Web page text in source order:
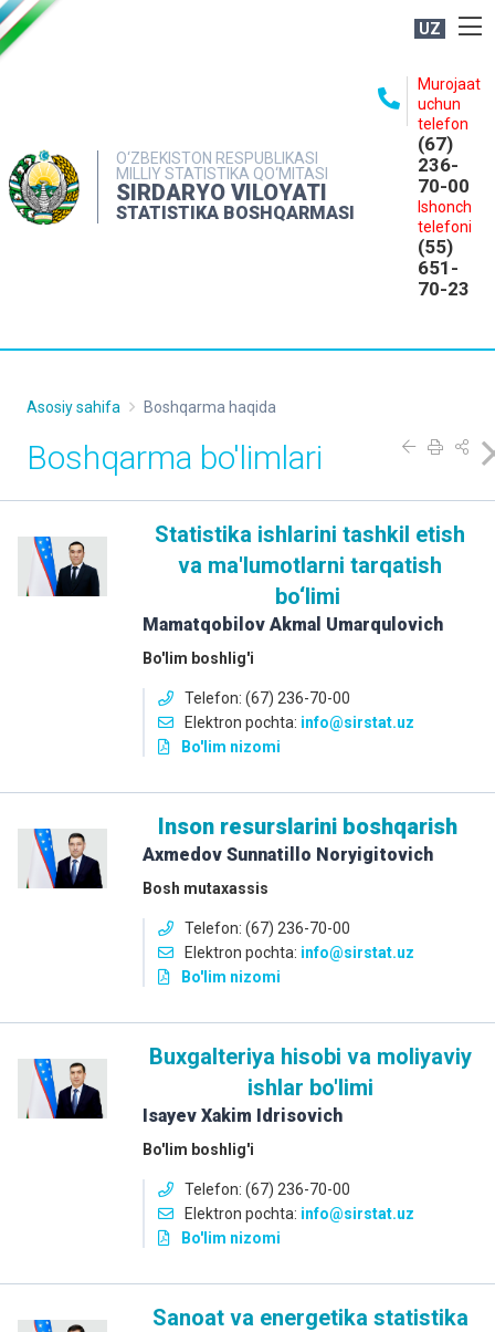
UZ
O‘ZBEKISTON RESPUBLIKASI
MILLIY STATISTIKA QO‘MITASI
SIRDARYO VILOYATI
STATISTIKA BOSHQARMASI
Murojaat
uchun
telefon
(67)
236-
70-00
Ishonch
telefoni
(55)
651-
70-23
NASHRLAR
INTERAKTIV XIZMATLAR
MATBUOT XIZMATI
Asosiy sahifa Boshqarma haqida
Boshqarma bo'limlari
Statistika ishlarini tashkil etish
va ma'lumotlarni tarqatish
bo‘limi
Mamatqobilov Akmal Umarqulovich
Bo'lim boshlig'i
Telefon: (67) 236-70-00
Elektron pochta: info@sirstat.uz
Bo'lim nizomi
Inson resurslarini boshqarish
Axmedov Sunnatillo Noryigitovich
Bosh mutaxassis
Telefon: (67) 236-70-00
Elektron pochta: info@sirstat.uz
Bo'lim nizomi
Buxgalteriya hisobi va moliyaviy
ishlar bo'limi
Isayev Xakim Idrisovich
Bo'lim boshlig'i
Telefon: (67) 236-70-00
Elektron pochta: info@sirstat.uz
Bo'lim nizomi
Sanoat va energetika statistika